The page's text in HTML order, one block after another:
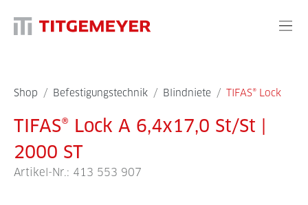
Shop / Befestigungstechnik / Blindniete / TIFAS® Lock
TIFAS® Lock A 6,4x17,0 St/St |
2000 ST
Artikel-Nr.: 413 553 907